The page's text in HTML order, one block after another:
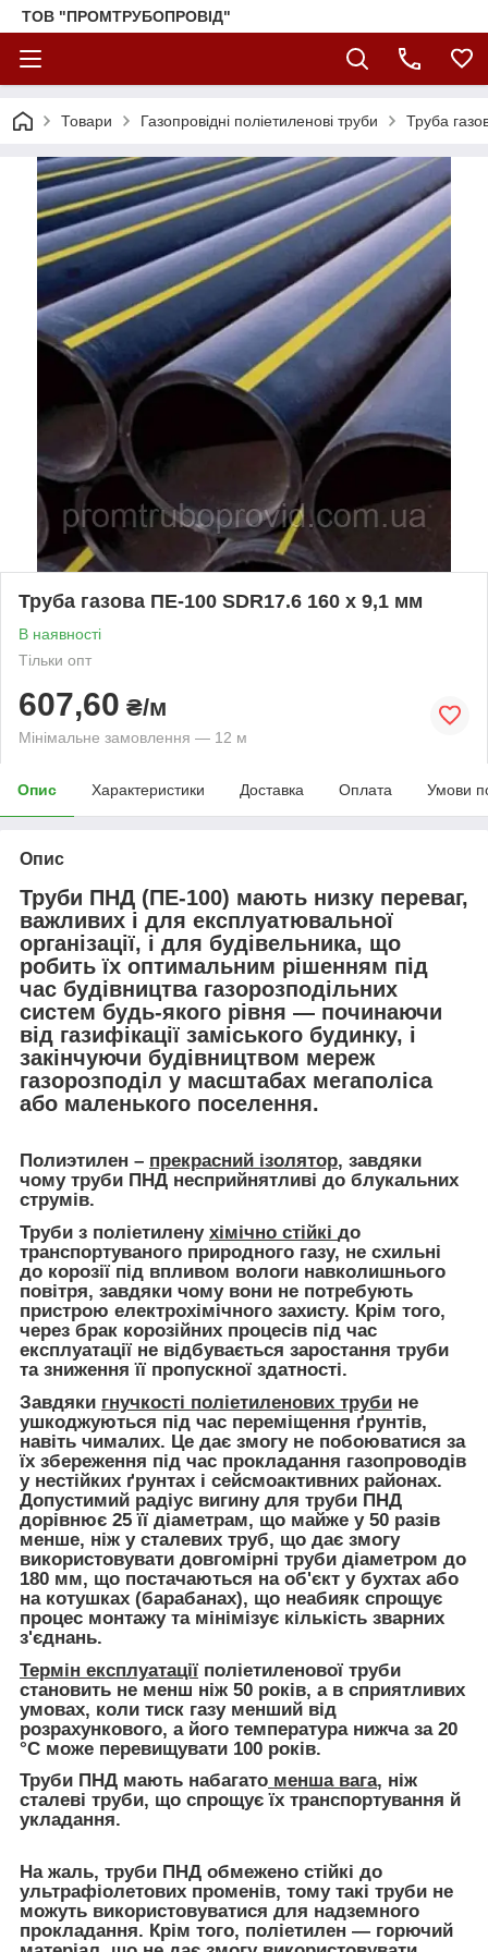
ТОВ "ПРОМТРУБОПРОВІД"
Товари Газопровідні поліетиленові труби Труба
Труба газова ПЕ-100 SDR17.6 160 х 9,1 мм
В наявності
Тільки опт
607,60 ₴/м
Мінімальне замовлення — 12 м
Опис Характеристики Доставка Оплата Умови
Опис
Труби ПНД (ПЕ-100) мають низку переваг,
важливих і для експлуатювальної
організації, і для будівельника, що
робить їх оптимальним рішенням під
час будівництва газорозподільних
систем будь-якого рівня — починаючи
від газифікації заміського будинку, і
закінчуючи будівництвом мереж
газорозподіл у масштабах мегаполіса
або маленького поселення.
Полиэтилен – прекрасний ізолятор, завдяки
чому труби ПНД несприйнятливі до блукальних
струмів.
Труби з поліетилену хімічно стійкі до
транспортуваного природного газу, не схильні
до корозії під впливом вологи навколишнього
повітря, завдяки чому вони не потребують
пристрою електрохімічного захисту. Крім того,
через брак корозійних процесів під час
експлуатації не відбувається заростання труби
та зниження її пропускної здатності.
Завдяки гнучкості поліетиленових труби не
ушкоджуються під час переміщення ґрунтів,
навіть чималих. Це дає змогу не побоюватися за
їх збереження під час прокладання газопроводів
у нестійких ґрунтах і сейсмоактивних районах.
Допустимий радіус вигину для труби ПНД
дорівнює 25 її діаметрам, що майже у 50 разів
менше, ніж у сталевих труб, що дає змогу
використовувати довгомірні труби діаметром до
180 мм, що постачаються на об'єкт у бухтах або
на котушках (барабанах), що неабияк спрощує
процес монтажу та мінімізує кількість зварних
з'єднань.
Термін експлуатації поліетиленової труби
становить не менш ніж 50 років, а в сприятливих
умовах, коли тиск газу менший від
розрахункового, а його температура нижча за 20
°C може перевищувати 100 років.
Труби ПНД мають набагато менша вага, ніж
сталеві труби, що спрощує їх транспортування й
укладання.
На жаль, труби ПНД обмежено стійкі до
ультрафіолетових променів, тому такі труби не
можуть використовуватися для надземного
прокладання. Крім того, поліетилен — горючий